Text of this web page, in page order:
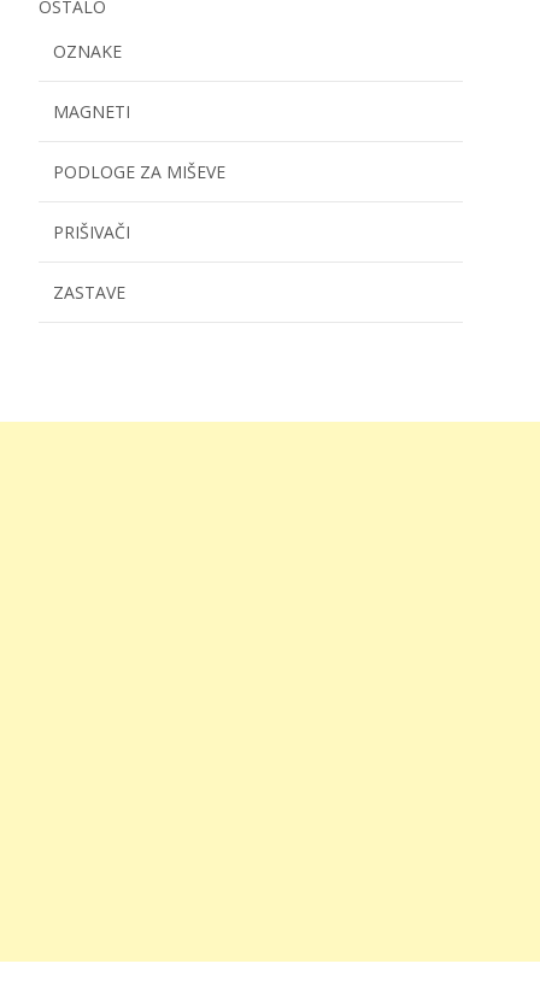
OSTALO
OZNAKE
MAGNETI
PODLOGE ZA MIŠEVE
PRIŠIVAČI
ZASTAVE